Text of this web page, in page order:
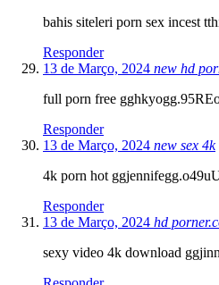
bahis siteleri porn sex incest
Responder
13 de Março, 2024 new hd
full porn free
Responder
13 de Março, 2024 new sex 4k
4k porn hot
Responder
13 de Março, 2024 hd
sexy video 4k download